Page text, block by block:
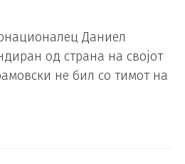
Даниел
од страна на својот
не бил со тимот на